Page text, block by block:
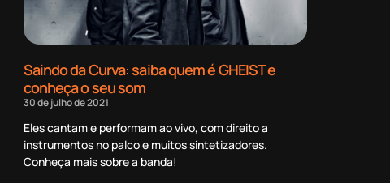
Saindo da Curva: saiba quem é GHEIST e
conheça o seu som
30 de julho de 2021
Eles cantam e performam ao vivo, com direito a
instrumentos no palco e muitos sintetizadores.
Conheça mais sobre a banda!